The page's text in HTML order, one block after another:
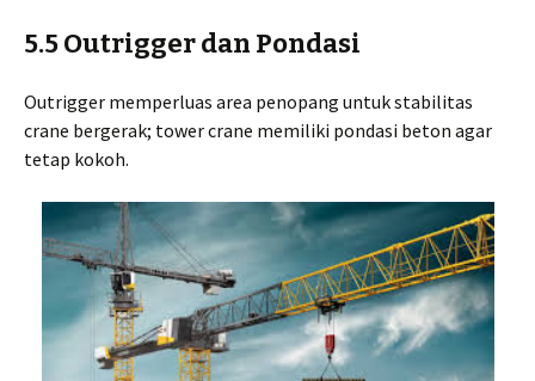
5.5 Outrigger dan Pondasi
Outrigger memperluas area penopang untuk stabilitas
crane bergerak; tower crane memiliki pondasi beton agar
tetap kokoh.